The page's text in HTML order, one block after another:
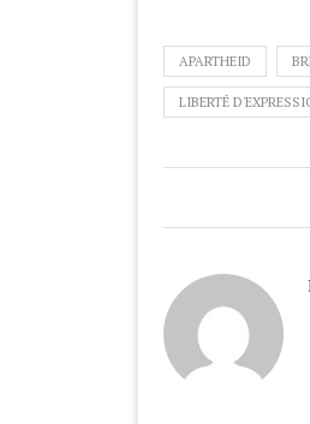
APARTHEID
LIBERTÉ